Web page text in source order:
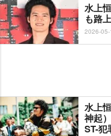
水上
も路
2026-05-
水上
神起
ST-犯